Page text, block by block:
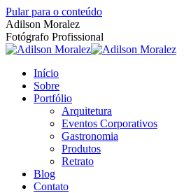
Pular para o conteúdo
Adilson Moralez
Fotógrafo Profissional
Início
Sobre
Portfólio
Arquitetura
Eventos Corporativos
Gastronomia
Produtos
Retrato
Blog
Contato